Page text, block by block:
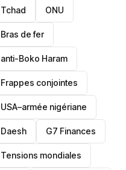
POLITIQUE
Patrice Talon fait
son retour au
sommet
‎Tchad ONU
Bras de fer
anti-Boko Haram
Frappes conjointes
USA–armée nigériane
Daesh ‎G7 Finances
Tensions mondiales